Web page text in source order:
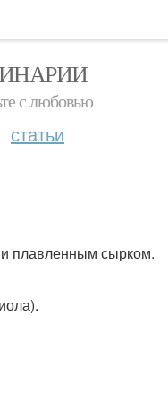
с любовью
статьи
и плавленным сырком.